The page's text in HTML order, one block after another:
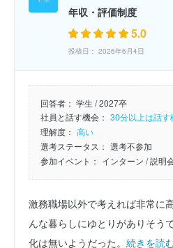
年収・評価制度
5.0
投稿日： 2026年6月4日
回答者： 学生 / 2027卒
社員と話す機会： 30分以上は話す
理解度： 高い
選考ステータス： 選考不参加
参加イベント： インターン / 説明
激務職場以外で考えれば非常に
んな暮らしにゆとりがありそう
化は無いようだった。 続きを読